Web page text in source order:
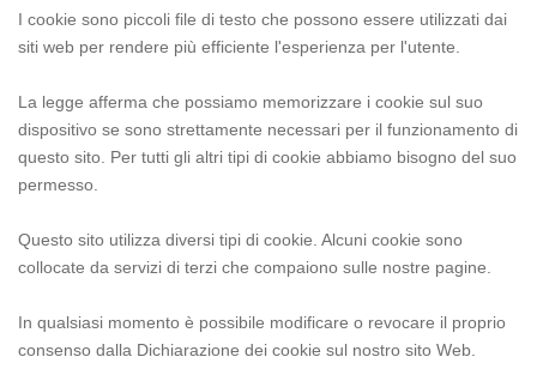
I cookie sono piccoli file di testo che possono essere utilizzati dai
siti web per rendere più efficiente l'esperienza per l'utente.
La legge afferma che possiamo memorizzare i cookie sul suo
dispositivo se sono strettamente necessari per il funzionamento di
questo sito. Per tutti gli altri tipi di cookie abbiamo bisogno del suo
permesso.
Questo sito utilizza diversi tipi di cookie. Alcuni cookie sono
collocate da servizi di terzi che compaiono sulle nostre pagine.
In qualsiasi momento è possibile modificare o revocare il proprio
consenso dalla Dichiarazione dei cookie sul nostro sito Web.